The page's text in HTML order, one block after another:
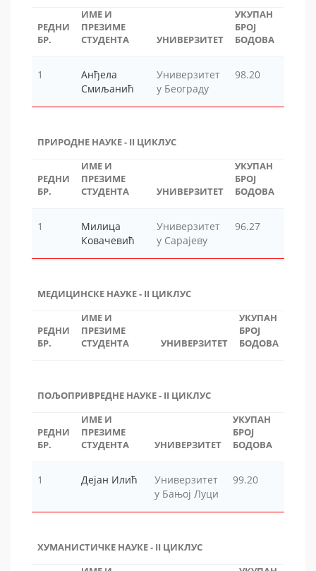
РЕДНИ
БР.
ИМЕ И
ПРЕЗИМЕ
СТУДЕНТА
УНИВЕРЗИТЕТ
УКУПАН
БРОЈ
БОДОВА
1
Анђела
Смиљанић
Универзитет
у Београду
98.20
ПРИРОДНЕ НАУКЕ - II ЦИКЛУС
РЕДНИ
БР.
ИМЕ И
ПРЕЗИМЕ
СТУДЕНТА
УНИВЕРЗИТЕТ
УКУПАН
БРОЈ
БОДОВА
1
Милица
Ковачевић
Универзитет
у Сарајеву
96.27
МЕДИЦИНСКЕ НАУКЕ - II ЦИКЛУС
РЕДНИ
БР.
ИМЕ И
ПРЕЗИМЕ
СТУДЕНТА
УНИВЕРЗИТЕТ
УКУПАН
БРОЈ
БОДОВА
ПОЉОПРИВРЕДНЕ НАУКЕ - II ЦИКЛУС
РЕДНИ
БР.
ИМЕ И
ПРЕЗИМЕ
СТУДЕНТА
УНИВЕРЗИТЕТ
УКУПАН
БРОЈ
БОДОВА
1 Дејан Илић
Универзитет
у Бањој Луци
99.20
ХУМАНИСТИЧКЕ НАУКЕ - II ЦИКЛУС